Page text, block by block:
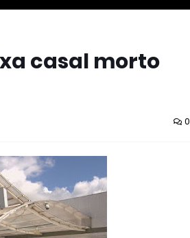
casal morto
0